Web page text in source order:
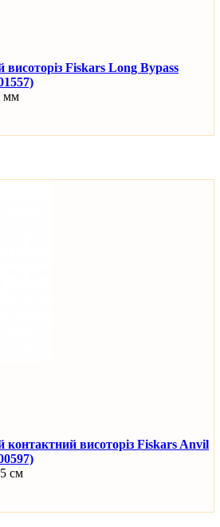
висоторіз Fiskars Long Bypass
мм
контактний висоторіз Fiskars Anvil
см